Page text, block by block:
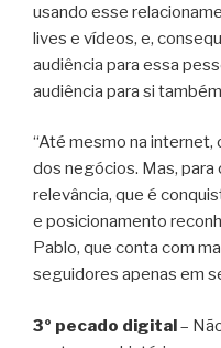
usando esse
lives e vídeos, e,
audiência para essa
audiência para si
“Até mesmo na
dos negócios. Mas,
relevância, que é
e posicionamento
Pablo, que conta com
seguidores apenas em
3º pecado digital–